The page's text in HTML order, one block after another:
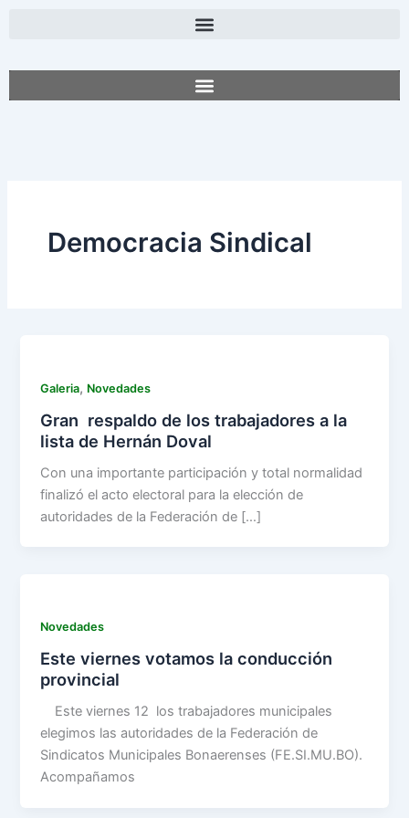
Democracia Sindical
Galeria, Novedades
Gran respaldo de los trabajadores a la
lista de Hernán Doval
Con una importante participación y total normalidad
finalizó el acto electoral para la elección de
autoridades de la Federación de […]
Novedades
Este viernes votamos la conducción
provincial
Este viernes 12 los trabajadores municipales
elegimos las autoridades de la Federación de
Sindicatos Municipales Bonaerenses (FE.SI.MU.BO).
Acompañamos